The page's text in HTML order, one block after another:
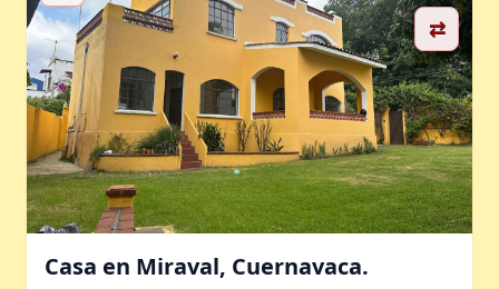
⇄
Casa en Miraval, Cuernavaca.